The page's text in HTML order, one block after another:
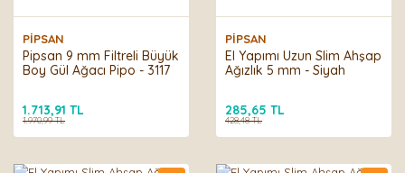
PİPSAN
Pipsan 9 mm Filtreli Büyük
Boy Gül Ağacı Pipo - 3117
1.713,91 TL
1.970,99 TL
PİPSAN
El Yapımı Uzun Slim Ahşap
Ağızlık 5 mm - Siyah
285,65 TL
428,48 TL